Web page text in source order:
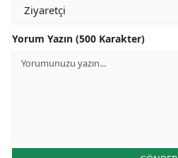
Yorum Yazın (500 Karakter)